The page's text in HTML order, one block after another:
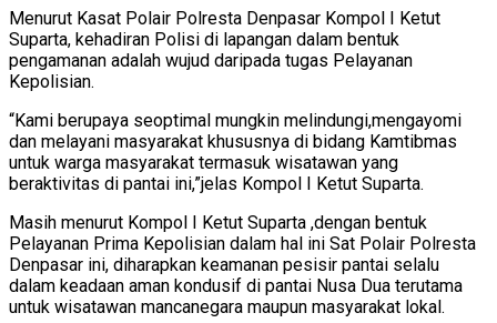
Menurut Kasat Polair Polresta Denpasar Kompol I Ketut
Suparta, kehadiran Polisi di lapangan dalam bentuk
pengamanan adalah wujud daripada tugas Pelayanan
Kepolisian.
“Kami berupaya seoptimal mungkin melindungi,mengayomi
dan melayani masyarakat khususnya di bidang Kamtibmas
untuk warga masyarakat termasuk wisatawan yang
beraktivitas di pantai ini,”jelas Kompol I Ketut Suparta.
Masih menurut Kompol I Ketut Suparta ,dengan bentuk
Pelayanan Prima Kepolisian dalam hal ini Sat Polair Polresta
Denpasar ini, diharapkan keamanan pesisir pantai selalu
dalam keadaan aman kondusif di pantai Nusa Dua terutama
untuk wisatawan mancanegara maupun masyarakat lokal.